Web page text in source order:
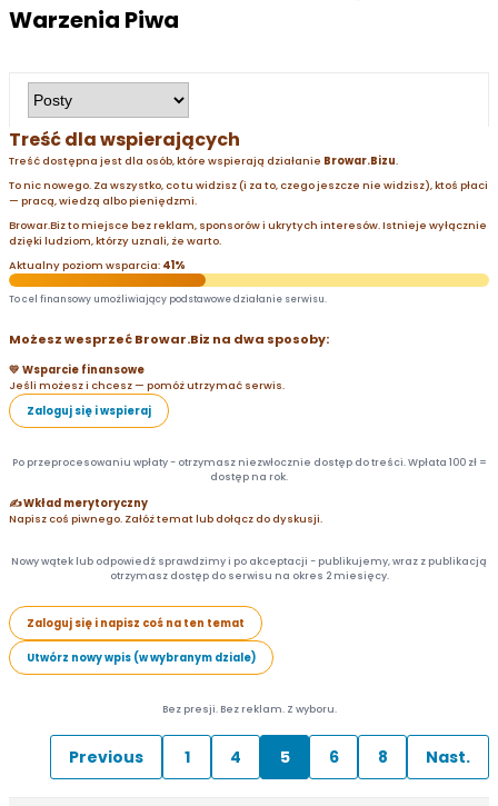
Warzenia Piwa
Treść dla wspierających
Treść dostępna jest dla osób, które wspierają działanie Browar.Bizu.
To nic nowego. Za wszystko, co tu widzisz (i za to, czego jeszcze nie widzisz), ktoś płaci
— pracą, wiedzą albo pieniędzmi.
Browar.Biz to miejsce bez reklam, sponsorów i ukrytych interesów. Istnieje wyłącznie
dzięki ludziom, którzy uznali, że warto.
Aktualny poziom wsparcia: 41%
To cel finansowy umożliwiający podstawowe działanie serwisu.
Możesz wesprzeć Browar.Biz na dwa sposoby:
💛 Wsparcie finansowe
Jeśli możesz i chcesz — pomóż utrzymać serwis.
Zaloguj się i wspieraj
Po przeprocesowaniu wpłaty - otrzymasz niezwłocznie dostęp do treści. Wpłata 100 zł =
dostęp na rok.
✍️ Wkład merytoryczny
Napisz coś piwnego. Załóż temat lub dołącz do dyskusji.
Nowy wątek lub odpowiedź sprawdzimy i po akceptacji - publikujemy, wraz z publikacją
otrzymasz dostęp do serwisu na okres 2 miesięcy.
Zaloguj się i napisz coś na ten temat
Utwórz nowy wpis (w wybranym dziale)
Bez presji. Bez reklam. Z wyboru.
Previous 1 4 5 6 8 Nast.